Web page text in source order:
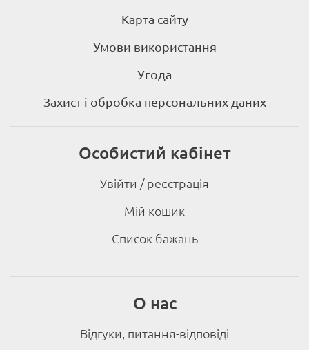
Карта сайту
Умови використання
Угода
Захист і обробка персональних даних
Особистий кабінет
Увійти / реєстрація
Мій кошик
Список бажань
О нас
Відгуки, питання-відповіді